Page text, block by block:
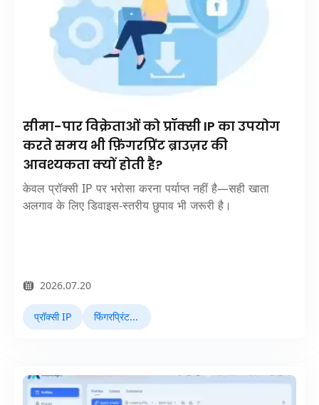
सीमा-पार विक्रेताओं को प्रॉक्सी IP का उपयोग
करते समय भी फ़िंगरप्रिंट ब्राउज़र की
आवश्यकता क्यों होती है?
केवल प्रॉक्सी IP पर भरोसा करना पर्याप्त नहीं है—सही खाता
अलगाव के लिए डिवाइस-स्तरीय छुपाव भी जरूरी है।
2026.07.20
प्रॉक्सी IP फिंगरप्रिंट ब्राउज़र